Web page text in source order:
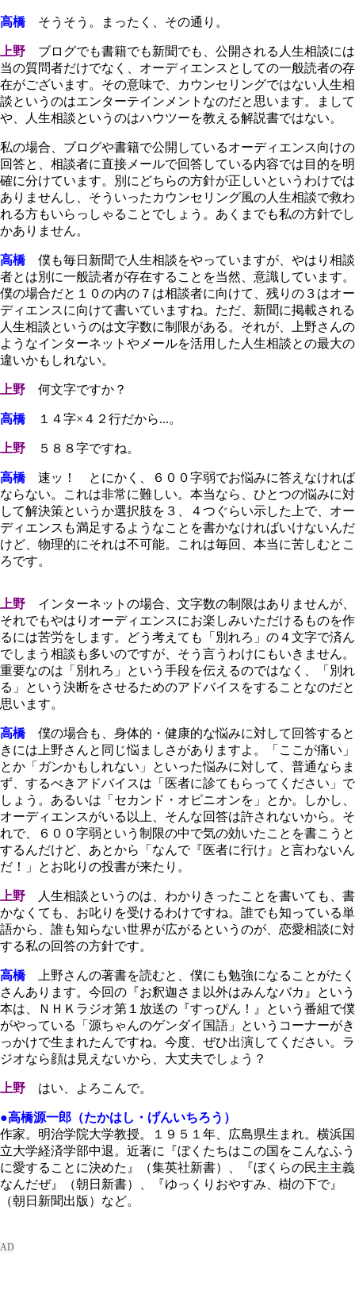
高橋そうそう。まったく、その通り。
上野 ブログでも書籍でも新聞でも、公開される人生相談には
当の質問者だけでなく、オーディエンスとしての一般読者の存
在がございます。その意味で、カウンセリングではない人生相
談というのはエンターテインメントなのだと思います。まして
や、人生相談というのはハウツーを教える解説書ではない。
私の場合、ブログや書籍で公開しているオーディエンス向けの
回答と、相談者に直接メールで回答している内容では目的を明
確に分けています。別にどちらの方針が正しいというわけでは
ありませんし、そういったカウンセリング風の人生相談で救わ
れる方もいらっしゃることでしょう。あくまでも私の方針でし
かありません。
高橋僕も毎日新聞で人生相談をやっていますが、やはり相談
者とは別に一般読者が存在することを当然、意識しています。
僕の場合だと１０の内の７は相談者に向けて、残りの３はオー
ディエンスに向けて書いていますね。ただ、新聞に掲載される
人生相談というのは文字数に制限がある。それが、上野さんの
ようなインターネットやメールを活用した人生相談との最大の
違いかもしれない。
上野 何文字ですか？
高橋１４字×４２行だから...。
上野 ５８８字ですね。
高橋速ッ！ とにかく、６００字弱でお悩みに答えなければ
ならない。これは非常に難しい。本当なら、ひとつの悩みに対
して解決策というか選択肢を３、４つぐらい示した上で、オー
ディエンスも満足するようなことを書かなければいけないんだ
けど、物理的にそれは不可能。これは毎回、本当に苦しむとこ
ろです。
上野 インターネットの場合、文字数の制限はありませんが、
それでもやはりオーディエンスにお楽しみいただけるものを作
るには苦労をします。どう考えても「別れろ」の４文字で済ん
でしまう相談も多いのですが、そう言うわけにもいきません。
重要なのは「別れろ」という手段を伝えるのではなく、「別れ
る」という決断をさせるためのアドバイスをすることなのだと
思います。
高橋僕の場合も、身体的・健康的な悩みに対して回答すると
きには上野さんと同じ悩ましさがありますよ。「ここが痛い」
とか「ガンかもしれない」といった悩みに対して、普通ならま
ず、するべきアドバイスは「医者に診てもらってください」で
しょう。あるいは「セカンド・オピニオンを」とか。しかし、
オーディエンスがいる以上、そんな回答は許されないから。そ
れで、６００字弱という制限の中で気の効いたことを書こうと
するんだけど、あとから「なんで『医者に行け』と言わないん
だ！」とお叱りの投書が来たり。
上野 人生相談というのは、わかりきったことを書いても、書
かなくても、お叱りを受けるわけですね。誰でも知っている単
語から、誰も知らない世界が広がるというのが、恋愛相談に対
する私の回答の方針です。
高橋上野さんの著書を読むと、僕にも勉強になることがたく
さんあります。今回の『お釈迦さま以外はみんなバカ』という
本は、ＮＨＫラジオ第１放送の『すっぴん！』という番組で僕
がやっている「源ちゃんのゲンダイ国語」というコーナーがき
っかけで生まれたんですね。今度、ぜひ出演してください。ラ
ジオなら顔は見えないから、大丈夫でしょう？
上野 はい、よろこんで。
●高橋源一郎（たかはし・げんいちろう）
作家。明治学院大学教授。１９５１年、広島県生まれ。横浜国
立大学経済学部中退。近著に『ぼくたちはこの国をこんなふう
に愛することに決めた』（集英社新書）、『ぼくらの民主主義
なんだぜ』（朝日新書）、『ゆっくりおやすみ、樹の下で』
（朝日新聞出版）など。